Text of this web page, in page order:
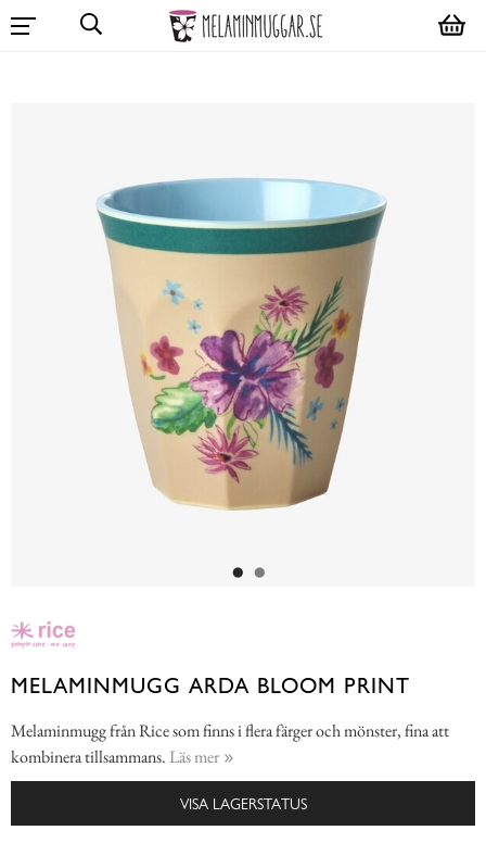
MELAMINMUGG ARDA BLOOM PRINT
Melaminmugg från Rice som finns i flera färger och mönster, fina att
kombinera tillsammans. Läs mer
VISA LAGERSTATUS